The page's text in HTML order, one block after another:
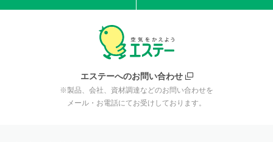
エステーへのお問い合わせ
※製品、会社、資材調達などのお問い合わせを
メール・お電話にてお受けしております。